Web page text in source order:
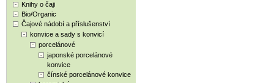
Knihy o čaji
Bio/Organic
Čajové nádobí a příslušenství
konvice a sady s konvicí
porcelánové
japonské porcelánové
konvice
čínské porcelánové konvice